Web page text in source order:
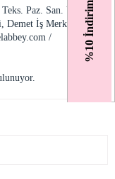
%10 İndirim
Paz. San. Ve
Demet İş Merkezi
/